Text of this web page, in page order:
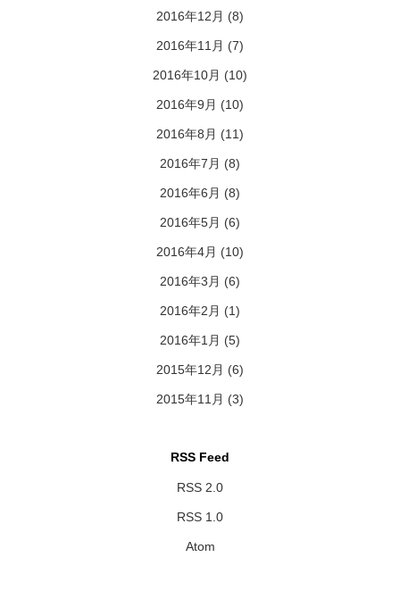
2016年12月 (8)
2016年11月 (7)
2016年10月 (10)
2016年9月 (10)
2016年8月 (11)
2016年7月 (8)
2016年6月 (8)
2016年5月 (6)
2016年4月 (10)
2016年3月 (6)
2016年2月 (1)
2016年1月 (5)
2015年12月 (6)
2015年11月 (3)
RSS Feed
RSS 2.0
RSS 1.0
Atom